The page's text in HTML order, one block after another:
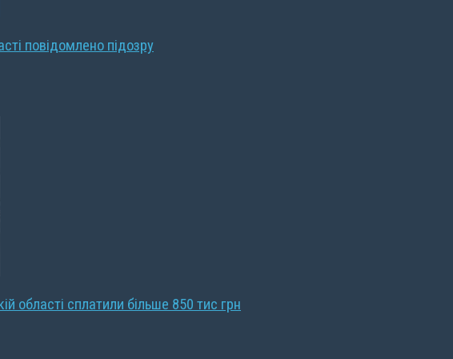
повідомлено підозру
області сплатили більше 850 тис грн